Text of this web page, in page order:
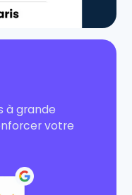
à grande
votre